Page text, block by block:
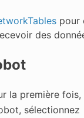
pour
des
la première
sélectionnez